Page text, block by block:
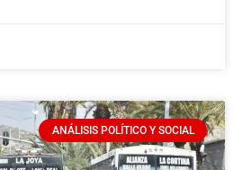
ANÁLISIS POLÍTICO Y SOCIAL